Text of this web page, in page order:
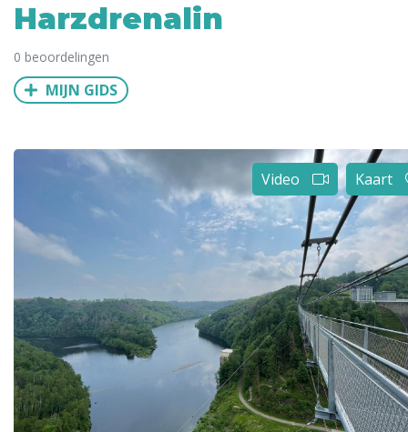
Europa
Noord-Amerika
Azië
Uitgelichte bestemmingen
Alle steden
Phoenix
Harzdrenalin
0 beoordelingen
MIJN GIDS
Video Kaart